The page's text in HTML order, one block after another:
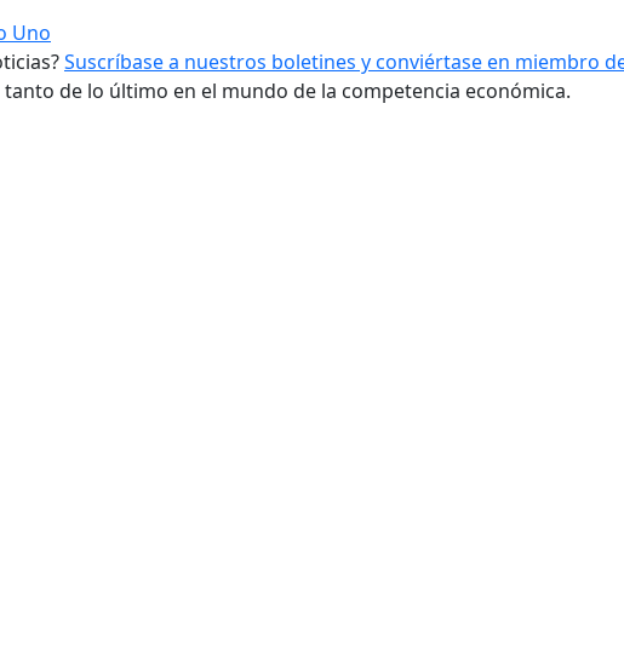
Uno
Suscríbase a nuestros boletines y conviértase en miembro
de lo último en el mundo de la competencia económica.